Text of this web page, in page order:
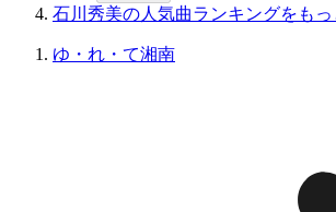
石川秀美の人気曲ランキングをもっ
ゆ・れ・て湘南